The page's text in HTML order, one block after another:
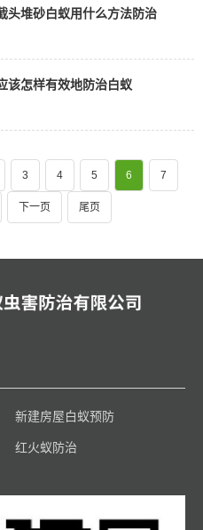
头堆砂白蚁用什么方法防治
该怎样有效地防治白蚁
3 4 5 6 7
下一页 尾页
新建房屋白蚁预防
红火蚁防治